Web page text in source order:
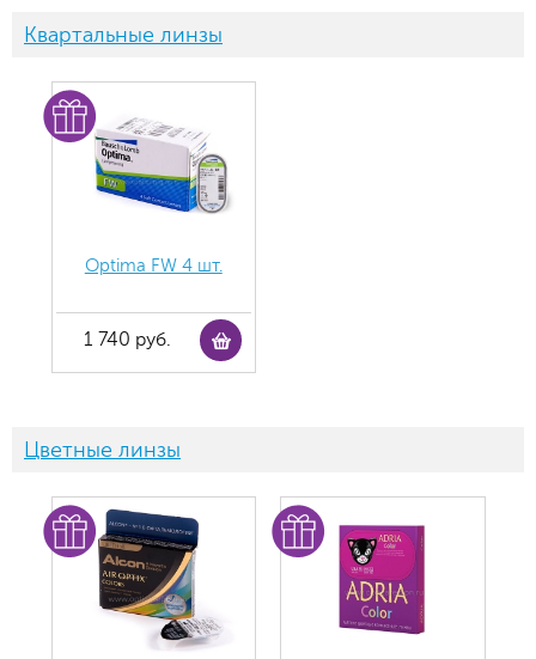
Квартальные линзы
Optima FW 4 шт.
1 740 руб.
Цветные линзы